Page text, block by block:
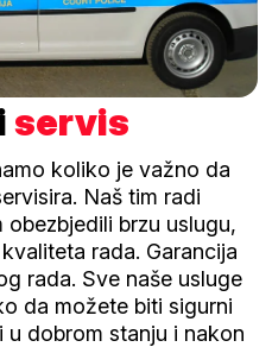
servis
koliko je važno da
Naš tim radi
brzu uslugu,
rada. Garancija
rada. Sve naše usluge
da možete biti sigurni
u dobrom stanju i nakon